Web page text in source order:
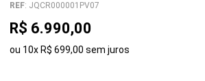
REF: JQCR000001PV07
R$ 6.990,00
ou 10x R$ 699,00 sem juros